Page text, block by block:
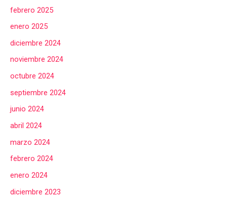
febrero 2025
enero 2025
diciembre 2024
noviembre 2024
octubre 2024
septiembre 2024
junio 2024
abril 2024
marzo 2024
febrero 2024
enero 2024
diciembre 2023